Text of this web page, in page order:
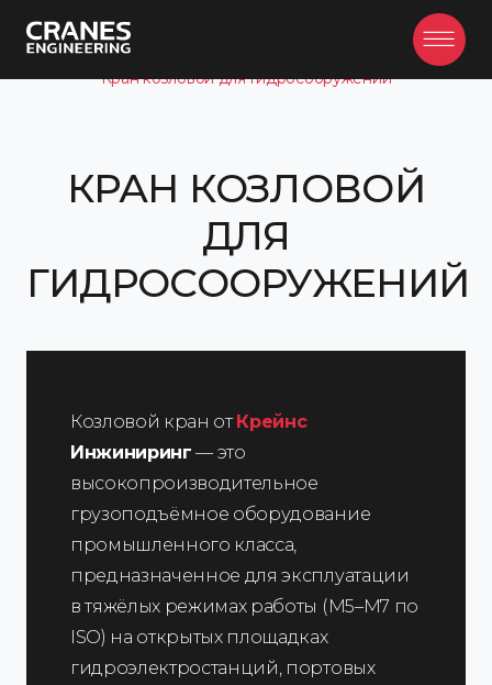
Главная
Кран козловой для гидросооружений
КРАН КОЗЛОВОЙ
ДЛЯ
ГИДРОСООРУЖЕНИЙ
Козловой кран отКрейнс
Инжиниринг — это
высокопроизводительное
грузоподъёмное оборудование
промышленного класса,
предназначенное для эксплуатации
в тяжёлых режимах работы (M5–M7 по
ISO) на открытых площадках
гидроэлектростанций, портовых